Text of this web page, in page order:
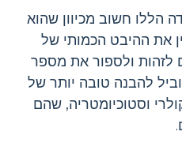
הללו חשוב מכיוון שהוא
את ההיבט הכמותי של
לזהות ולספור את מספר
להבנה טובה יותר של
וסטוכיומטריה, שהם